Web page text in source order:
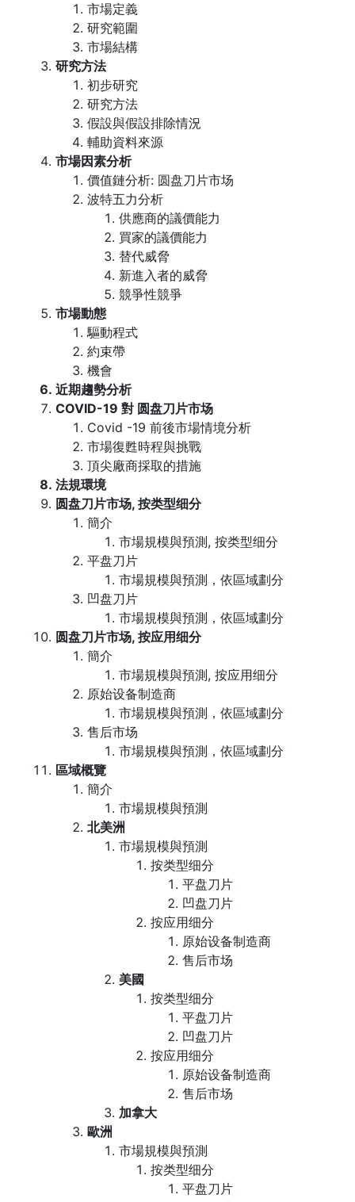
市場定義
研究範圍
市場結構
研究方法
初步研究
研究方法
假設與假設排除情況
輔助資料來源
市場因素分析
價值鏈分析: 圆盘刀片市场
波特五力分析
供應商的議價能力
買家的議價能力
替代威脅
新進入者的威脅
競爭性競爭
市場動態
驅動程式
約束帶
機會
近期趨勢分析
COVID-19 對 圆盘刀片市场
Covid -19 前後市場情境分析
市場復甦時程與挑戰
頂尖廠商採取的措施
法規環境
圆盘刀片市场, 按类型细分
簡介
市場規模與預測, 按类型细分
平盘刀片
市場規模與預測，依區域劃分
凹盘刀片
市場規模與預測，依區域劃分
圆盘刀片市场, 按应用细分
簡介
市場規模與預測, 按应用细分
原始设备制造商
市場規模與預測，依區域劃分
售后市场
市場規模與預測，依區域劃分
區域概覽
簡介
市場規模與預測
北美洲
市場規模與預測
按类型细分
平盘刀片
凹盘刀片
按应用细分
原始设备制造商
售后市场
美國
按类型细分
平盘刀片
凹盘刀片
按应用细分
原始设备制造商
售后市场
加拿大
歐洲
市場規模與預測
按类型细分
平盘刀片